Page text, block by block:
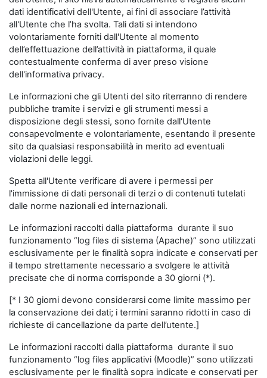
dati identificativi dell'Utente, ai fini di associare l’attività
all'Utente che l’ha svolta. Tali dati si intendono
volontariamente forniti dall'Utente al momento
dell’effettuazione dell’attività in piattaforma, il quale
contestualmente conferma di aver preso visione
dell'informativa privacy.
Le informazioni che gli Utenti del sito riterranno di rendere
pubbliche tramite i servizi e gli strumenti messi a
disposizione degli stessi, sono fornite dall'Utente
consapevolmente e volontariamente, esentando il presente
sito da qualsiasi responsabilità in merito ad eventuali
violazioni delle leggi.
Spetta all'Utente verificare di avere i permessi per
l'immissione di dati personali di terzi o di contenuti tutelati
dalle norme nazionali ed internazionali.
Le informazioni raccolti dalla piattaforma durante il suo
funzionamento “log files di sistema (Apache)” sono utilizzati
esclusivamente per le finalità sopra indicate e conservati per
il tempo strettamente necessario a svolgere le attività
precisate che di norma corrisponde a 30 giorni (*).
[* I 30 giorni devono considerarsi come limite massimo per
la conservazione dei dati; i termini saranno ridotti in caso di
richieste di cancellazione da parte dell’utente.]
Le informazioni raccolti dalla piattaforma durante il suo
funzionamento “log files applicativi (Moodle)” sono utilizzati
esclusivamente per le finalità sopra indicate e conservati per